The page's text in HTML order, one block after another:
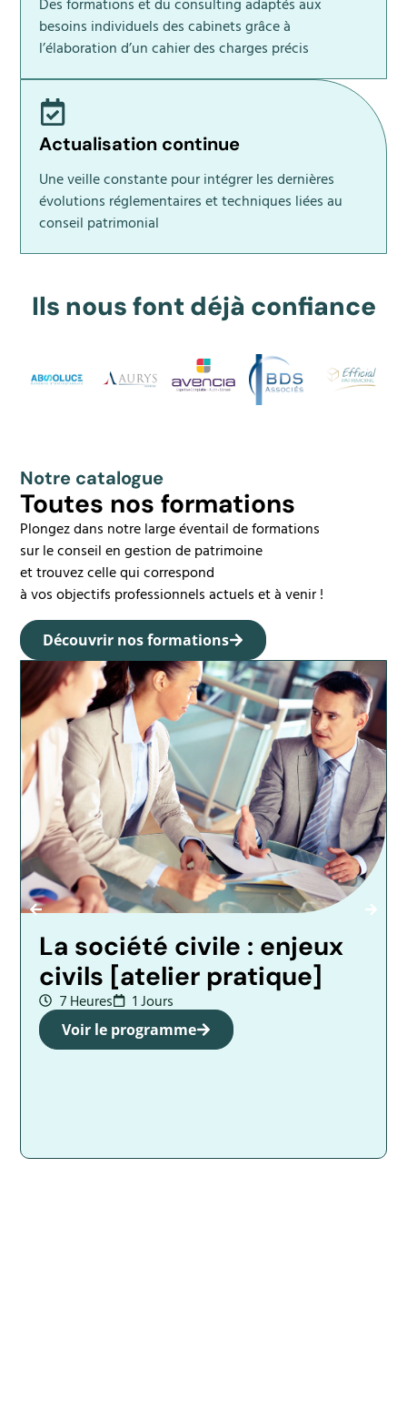
Des formations et du consulting adaptés aux
besoins individuels des cabinets grâce à
l’élaboration d’un cahier des charges précis
Actualisation continue
Une veille constante pour intégrer les dernières
évolutions réglementaires et techniques liées au
conseil patrimonial
Ils nous font déjà confiance
Notre catalogue
Toutes nos formations
Plongez dans notre large éventail de formations
sur le conseil en gestion de patrimoine
et trouvez celle qui correspond
à vos objectifs professionnels actuels et à venir !
Découvrir nos formations
La société civile : enjeux
civils [atelier pratique]
7 Heures 1 Jours
Voir le programme